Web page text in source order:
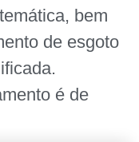
bem
de esgoto
é de